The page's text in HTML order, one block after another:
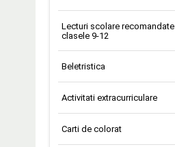
Lecturi scolare recomandate
clasele 9-12
Beletristica
Activitati extracurriculare
Carti de colorat